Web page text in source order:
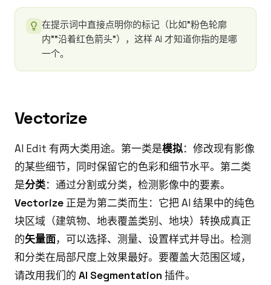
在提示词中直接点明你的标记（比如"粉色轮廓
内""沿着红色箭头"），这样 AI 才知道你指的是哪
一个。
Vectorize
AI Edit 有两大类用途。第一类是模拟：修改现有影像
的某些细节，同时保留它的色彩和细节水平。第二类
是分类：通过分割或分类，检测影像中的要素。
Vectorize 正是为第二类而生：它把 AI 结果中的纯色
块区域（建筑物、地表覆盖类别、地块）转换成真正
的矢量面，可以选择、测量、设置样式并导出。检测
和分类在局部尺度上效果最好。要覆盖大范围区域，
请改用我们的 AI Segmentation 插件。